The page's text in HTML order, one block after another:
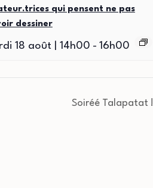
qui pensent ne pas
dessiner
18 août | 14h00 - 16h00
Soiréé Talapatat !